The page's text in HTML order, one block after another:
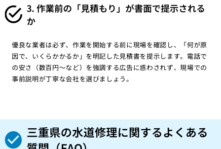
3. 作業前の「見積もり」が書面で提示される
か
優良な業者は必ず、作業を開始する前に現場を確認し、「何が原
因で、いくらかかるか」を明記した見積書を提示します。電話で
の安さ（数百円〜など）を強調する広告に惑わされず、現場での
事前説明が丁寧な会社を選びましょう。
三重県の水道修理に関するよくある